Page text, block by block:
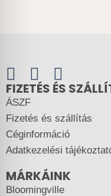
FIZETÉS ÉS
ÁSZF
Fizetés és szállítás
Céginformáció
Adatkezelési
MÁRKÁINK
Bloomingville